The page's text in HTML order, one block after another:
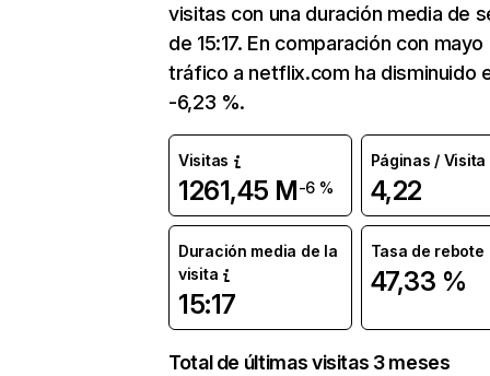
visitas con una duración media de
de 15:17. En comparación con mayo
tráfico a netflix.com ha disminuido
-6,23 %.
Visitas
1261,45 M-6 %
Páginas / Visita
4,22
Duración media de la
visita
15:17
Tasa de rebote
47,33 %
Total de últimas visitas 3 meses